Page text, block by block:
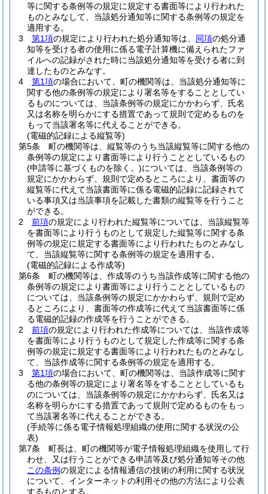
等に関する条例等の規定に規定する書面等により行われた
ものとみなして、当該処分通知等に関する条例等の規定を
適用する。
3
第1項の規定により行われた処分通知等は、 同項の処分通
知等を受ける者の使用に係る電子計算機に備えられたファ
イルへの記録がされた時に当該処分通知等を受ける者に到
達したものとみなす。
4
第1項の場合において、町の機関等は、当該処分通知等に
関する他の条例等の規定により署名等をすることとしてい
るものについては、当該条例等の規定にかかわらず、氏名
又は名称を明らかにする措置であって規則で定めるものを
もって当該署名等に代えることができる。
(電磁的記録による縦覧等)
第5条
町の機関等は、縦覧等のうち当該縦覧等に関する他の
条例等の規定により書面等により行うこととしているもの
(申請等に基づくものを除く。)については、当該条例等の
規定にかかわらず、規則で定めるところにより、書面等の
縦覧等に代えて当該書面等に係る電磁的記録に記録されて
いる事項又は当該事項を記載した書類の縦覧等を行うこと
ができる。
2
前項の規定により行われた縦覧等については、当該縦覧等
を書面等により行うものとして規定した縦覧等に関する条
例等の規定に規定する書面等により行われたものとみなし
て、当該縦覧等に関する条例等の規定を適用する。
(電磁的記録による作成等)
第6条
町の機関等は、作成等のうち当該作成等に関する他の
条例等の規定により書面等により行うこととしているもの
については、当該条例等の規定にかかわらず、規則で定め
るところにより、書面等の作成等に代えて当該書面等に係
る電磁的記録の作成等を行うことができる。
2
前項の規定により行われた作成等については、当該作成等
を書面等により行うものとして規定した作成等に関する条
例等の規定に規定する書面等により行われたものとみなし
て、当該作成等に関する条例等の規定を適用する。
3
第1項の場合において、町の機関等は、当該作成等に関す
る他の条例等の規定により署名等をすることとしているも
のについては、当該条例等の規定にかかわらず、氏名又は
名称を明らかにする措置であって規則で定めるものをもっ
て当該署名等に代えることができる。
(手続等に係る電子情報処理組織の使用に関する状況の公
表)
第7条
町長は、町の機関等が電子情報処理組織を使用して行
わせ、又は行うことができる申請等及び処分通知等その他
この条例の規定による情報通信の技術の利用に関する状況
について、インターネットの利用その他の方法により公表
するものとする。